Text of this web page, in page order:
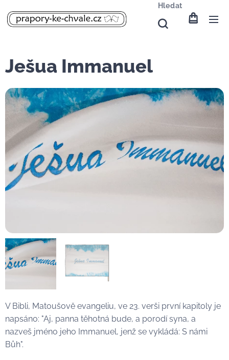
Hledat
Ješua Immanuel
V Bibli, Matoušově evangeliu, ve 23. verši první kapitoly je
napsáno: "Aj, panna těhotná bude, a porodí syna, a
nazveš jméno jeho Immanuel, jenž se vykládá: S námi
Bůh".